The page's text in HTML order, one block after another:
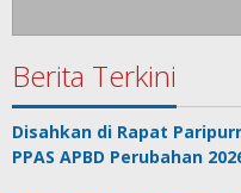
Berita Terkini
Disahkan di Rapat
PPAS APBD Perubahan